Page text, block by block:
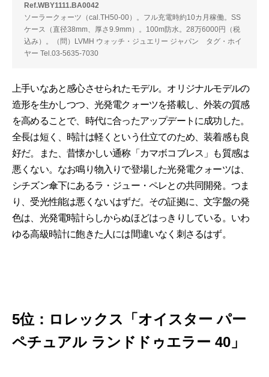
Ref.WBY1111.BA0042
ソーラークォーツ（cal.TH50-00）。フル充電時約10カ月稼働。SS
ケース（直径38mm、厚さ9.9mm）。100m防水。28万6000円（税
込み）。（問）LVMH ウォッチ・ジュエリー ジャパン タグ・ホイ
ヤー Tel.03-5635-7030
上手いなあと感心させられたモデル。オリジナルモデルの
造形を生かしつつ、光発電クォーツを搭載し、外装の質感
を高めることで、時代に合ったアップデートに成功した。
全長は短く、時計は軽くという仕立てのため、装着感も良
好だ。また、昔懐かしい通称「カマボコブレス」も質感は
悪くない。なお鳴り物入りで登場した光発電クォーツは、
シチズン傘下にあるラ・ジュー・ペレとの共同開発。つま
り、受光性能は悪くないはずだ。その証拠に、文字盤の発
色は、光発電時計らしからぬほどはっきりしている。いわ
ゆる高級時計に飽きた人には間違いなく刺さるはず。
5位：ロレックス「オイスター パー
ペチュアル ランドドゥエラー 40」